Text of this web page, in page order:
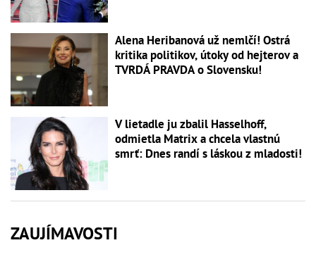
Alena Heribanová už nemlčí! Ostrá
kritika politikov, útoky od hejterov a
TVRDÁ PRAVDA o Slovensku!
V lietadle ju zbalil Hasselhoff,
odmietla Matrix a chcela vlastnú
smrť: Dnes randí s láskou z mladosti!
ZAUJÍMAVOSTI